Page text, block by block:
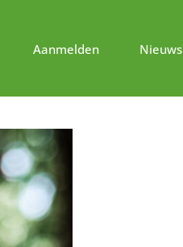
Aanmelden Nieuws